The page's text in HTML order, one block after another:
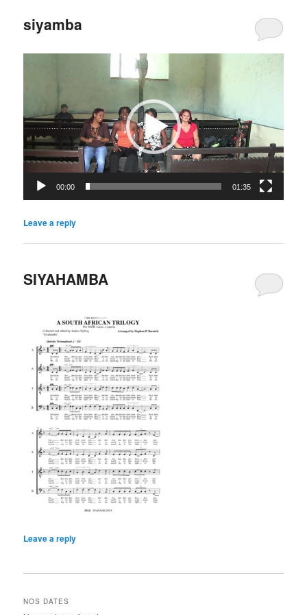
siyamba
00:00 01:35
Leave a reply
SIYAHAMBA
Leave a reply
NOS DATES